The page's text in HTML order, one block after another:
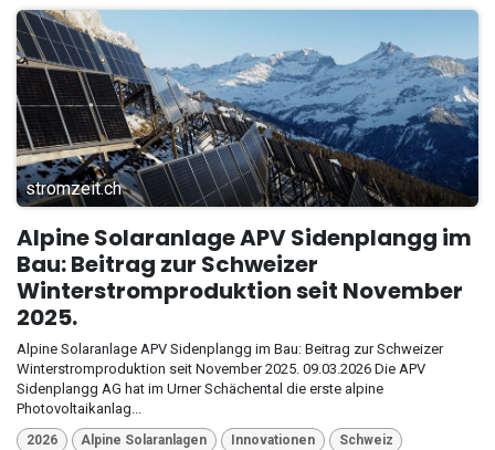
stromzeit.ch
Alpine Solaranlage APV Sidenplangg im
Bau: Beitrag zur Schweizer
Winterstromproduktion seit November
2025.
Alpine Solaranlage APV Sidenplangg im Bau: Beitrag zur Schweizer
Winterstromproduktion seit November 2025. 09.03.2026 Die APV
Sidenplangg AG hat im Urner Schächental die erste alpine
Photovoltaikanlag...
2026 Alpine Solaranlagen Innovationen Schweiz